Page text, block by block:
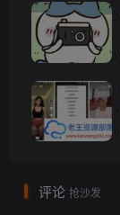
评论 抢沙发